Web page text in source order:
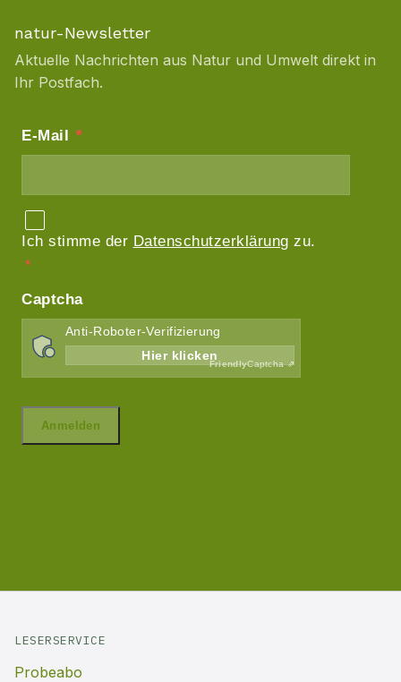
natur-Newsletter
Aktuelle Nachrichten aus Natur und Umwelt direkt in
Ihr Postfach.
LESERSERVICE
Probeabo